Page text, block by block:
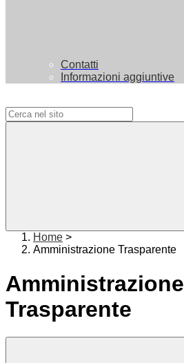
Contatti
Informazioni aggiuntive
Home >
Amministrazione Trasparente
Amministrazione
Trasparente